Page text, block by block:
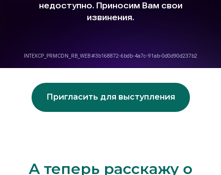
Пригласить для выступления
А теперь расскажу о